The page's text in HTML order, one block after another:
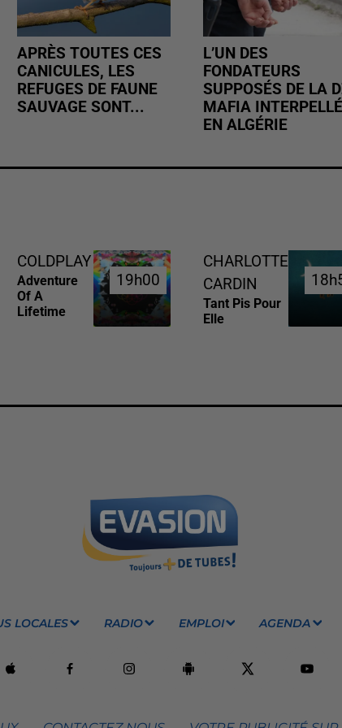
APRÈS TOUTES CES
CANICULES, LES
REFUGES DE FAUNE
SAUVAGE SONT...
L’UN DES
FONDATEURS
SUPPOSÉS DE LA
MAFIA INTERPELLÉ
EN ALGÉRIE
COLDPLAY
Adventure
Of A
Lifetime
19h00
19h00
CHARLOTTE
CARDIN
Tant Pis Pour
Elle
LOCALES RADIO EMPLOI AGENDA